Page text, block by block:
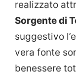
realizzato
Sorgente di
suggestivo
vera fonte
benessere